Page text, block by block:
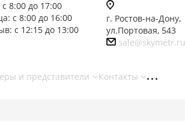
г. Ростов-на-Дону,
ул.Портовая, 543
sale@skymetr.ru
8:00 до 17:00
с 8:00 до 16:00
с 12:15 до 13:00
и представители Контакты